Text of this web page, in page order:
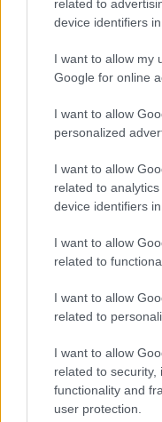
related to
device identifiers in
I want to allow my
Google for online
I want to allow
personalized
I want to allow
related to
device identifiers in
I want to allow
related to
I want to allow
related to
I want to allow
related to security,
functionality and
user protection.
történt súlyos
TOVÁBB OLVASOM
Magyarország 2022,
meghibásodás ,
A kisfiút durván
ezelőtt
2024.07.20. Kiss Lajos